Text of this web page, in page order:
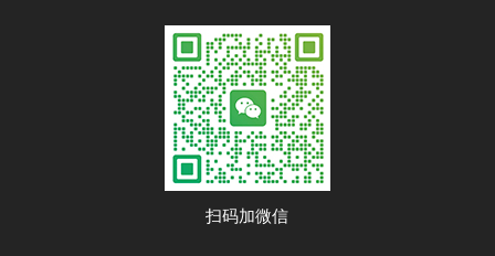
扫码加微信